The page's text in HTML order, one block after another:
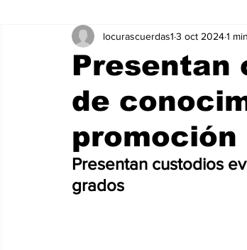
REYNOSA N.LAREDO
Presentan
de
promoción
locurascuerdas1 3 oct 20241
Presentan custodios
grados